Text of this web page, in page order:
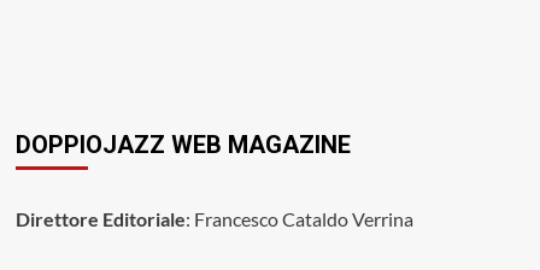
DOPPIOJAZZ WEB MAGAZINE
Direttore Editoriale: Francesco Cataldo Verrina